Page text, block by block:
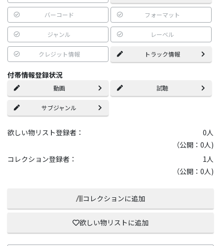
バーコード フォーマット
ジャンル レーベル
クレジット情報 トラック情報
付帯情報登録状況
動画 試聴
サブジャンル
欲しい物リスト登録者： 0人
（公開：0人)
コレクション登録者：
1人
（公開：0人)
コレクションに追加
欲しい物リストに追加